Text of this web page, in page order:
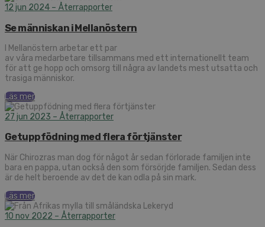
12 jun 2024 – Återrapporter
Se människan i Mellanöstern
I Mellanöstern arbetar ett par
av våra medarbetare tillsammans med ett internationellt team
för att ge hopp och omsorg till några av landets mest utsatta och
trasiga människor.
Läs mer
27 jun 2023 – Återrapporter
Getuppfödning med flera förtjänster
När Chirozras man dog för något år sedan förlorade familjen inte
bara en pappa, utan också den som försörjde familjen. Sedan dess
är de helt beroende av det de kan odla på sin mark.
Läs mer
10 nov 2022 – Återrapporter